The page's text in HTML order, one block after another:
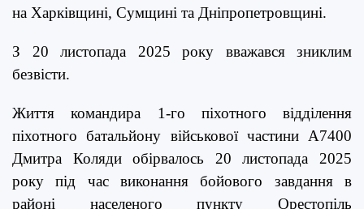
на Харківщині, Сумщині та Дніпропетровщині.
З 20 листопада 2025 року вважався зниклим
безвісти.
Життя командира 1-го піхотного відділення
піхотного батальйону військової частини А7400
Дмитра Коляди обірвалось 20 листопада 2025
року під час виконання бойового завдання в
районі населеного пункту Орестопіль